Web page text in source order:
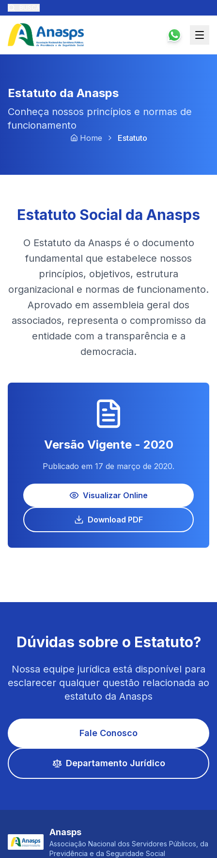
Estatuto da Anasps
Conheça nossos princípios e normas de
funcionamento
Home Estatuto
Estatuto Social da Anasps
O Estatuto da Anasps é o documento
fundamental que estabelece nossos
princípios, objetivos, estrutura
organizacional e normas de funcionamento.
Aprovado em assembleia geral dos
associados, representa o compromisso da
entidade com a transparência e a
democracia.
Versão Vigente - 2020
Publicado em 17 de março de 2020.
Visualizar Online
Download PDF
Dúvidas sobre o Estatuto?
Nossa equipe jurídica está disponível para
esclarecer qualquer questão relacionada ao
estatuto da Anasps
Fale Conosco
Departamento Jurídico
Anasps
Associação Nacional dos Servidores Públicos, da
Previdência e da Seguridade Social